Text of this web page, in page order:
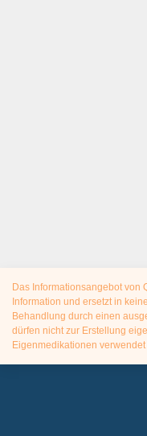
Das Informationsangebot von
Information und ersetzt in
Behandlung durch einen
dürfen nicht zur Erstellung
Eigenmedikationen